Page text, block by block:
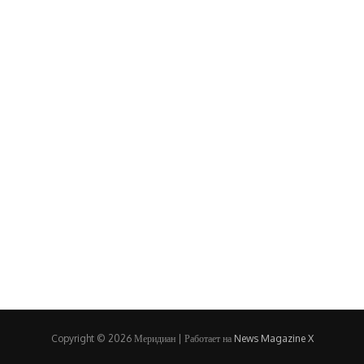
Copyright © 2026 Меридиан | Работает на News Magazine X